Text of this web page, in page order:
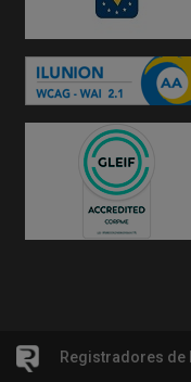
Registradores de